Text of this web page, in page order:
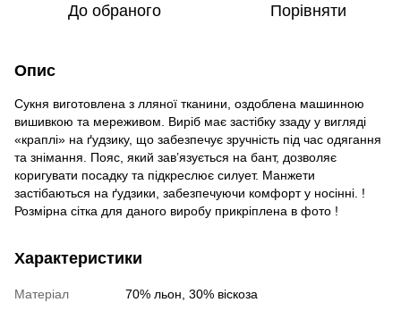
До обраного Порівняти
Опис
Сукня виготовлена з лляної тканини, оздоблена машинною
вишивкою та мереживом. Виріб має застібку ззаду у вигляді
«краплі» на ґудзику, що забезпечує зручність під час одягання
та знімання. Пояс, який зав’язується на бант, дозволяє
коригувати посадку та підкреслює силует. Манжети
застібаються на ґудзики, забезпечуючи комфорт у носінні. !
Розмірна сітка для даного виробу прикріплена в фото !
Характеристики
Матеріал
70% льон, 30% віскоза